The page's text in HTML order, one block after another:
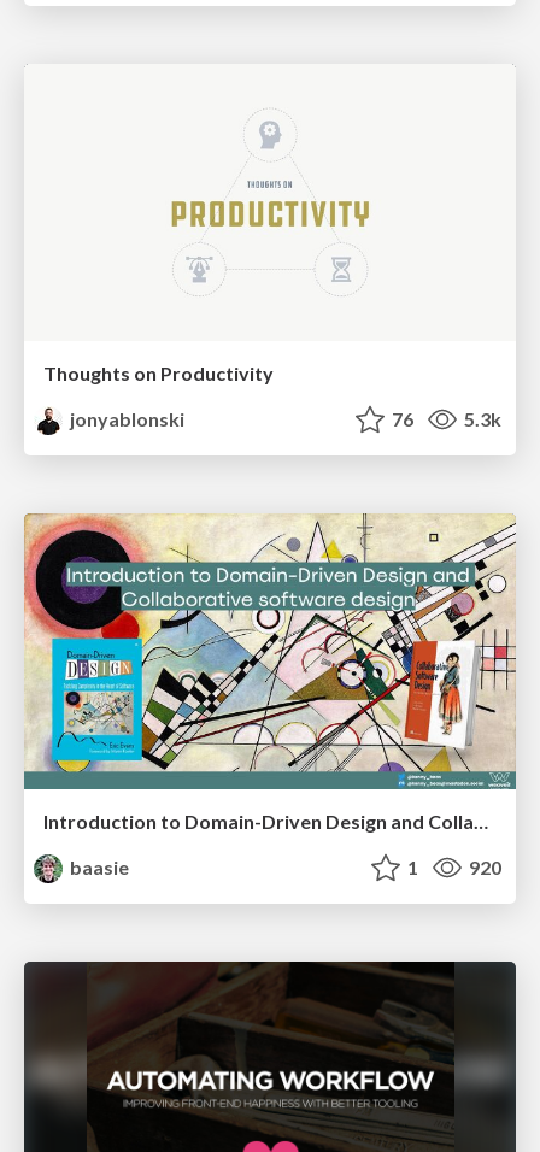
Thoughts on Productivity
jonyablonski
76 5.3k
Introduction to Domain-Driven Design and Collaborative software design
baasie
1 920